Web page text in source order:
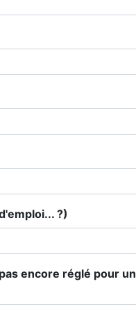
?)
encore réglé pour un